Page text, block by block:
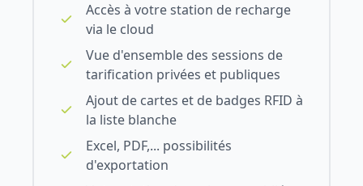
Accès à votre station de recharge
via le cloud
Vue d'ensemble des sessions de
tarification privées et publiques
Ajout de cartes et de badges RFID à
la liste blanche
Excel, PDF,... possibilités
d'exportation